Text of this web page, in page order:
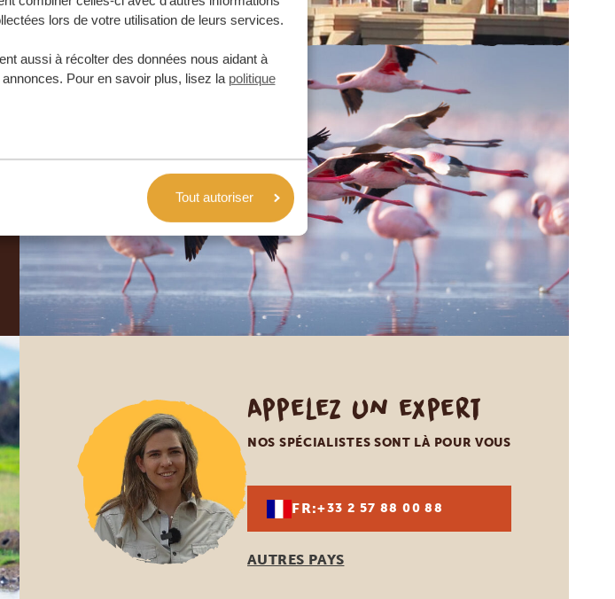
lors de votre utilisation de leurs services.
aussi à récolter des données nous aidant à
Pour en savoir plus, lisez la politique
Tout autoriser
Appelez un expert
NOS SPÉCIALISTES SONT LÀ POUR VOUS
FR:+33 2 57 88 00 88
AUTRES PAYS